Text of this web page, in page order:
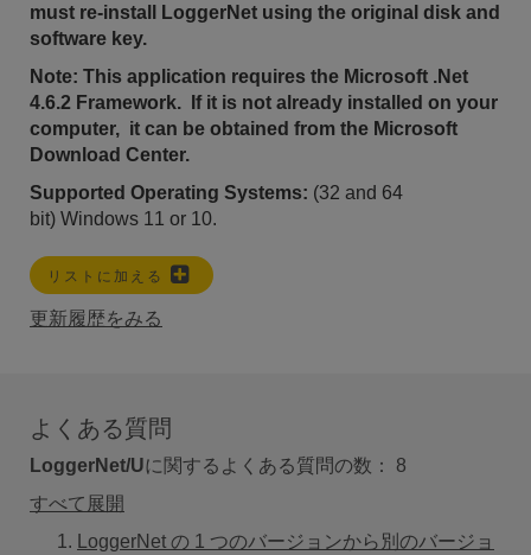
must re-install LoggerNet using the original disk and
software key.
Note: This application requires the Microsoft .Net
4.6.2 Framework. If it is not already installed on your
computer, it can be obtained from the Microsoft
Download Center.
Supported Operating Systems: (32 and 64
bit) Windows 11 or 10.
リストに加える
更新履歴をみる
よくある質問
LoggerNet/Uに関するよくある質問の数： 8
すべて展開
LoggerNet の 1 つのバージョンから別のバージョ